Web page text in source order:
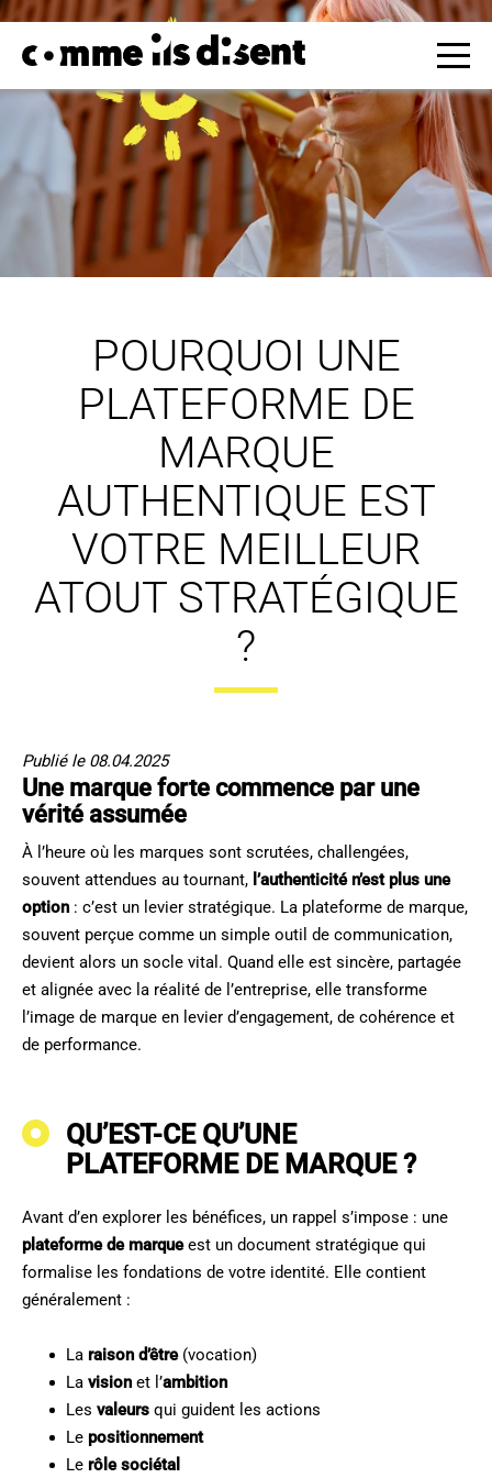
POURQUOI UNE
PLATEFORME DE
MARQUE
AUTHENTIQUE EST
VOTRE MEILLEUR
ATOUT STRATÉGIQUE
?
Publié le 08.04.2025
Une marque forte commence par une
vérité assumée
À l’heure où les marques sont scrutées, challengées,
souvent attendues au tournant, l’authenticité n’est plus une
option : c’est un levier stratégique. La plateforme de marque,
souvent perçue comme un simple outil de communication,
devient alors un socle vital. Quand elle est sincère, partagée
et alignée avec la réalité de l’entreprise, elle transforme
l’image de marque en levier d’engagement, de cohérence et
de performance.
QU’EST-CE QU’UNE
PLATEFORME DE MARQUE ?
Avant d’en explorer les bénéfices, un rappel s’impose : une
plateforme de marqueest un document stratégique qui
formalise les fondations de votre identité. Elle contient
généralement :
La raison d’être(vocation)
La vision et l’ambition
Les valeurs qui guident les actions
Le positionnement
Le rôle sociétal